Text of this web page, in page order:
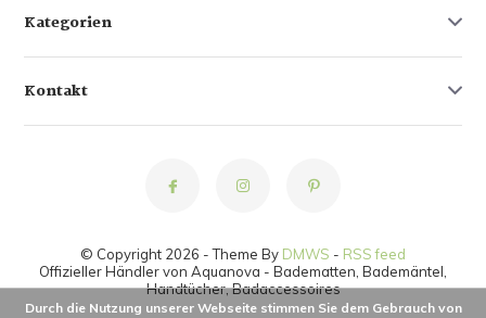
Kategorien
Kontakt
© Copyright 2026 - Theme By DMWS - RSS feed
Offizieller Händler von Aquanova - Badematten, Bademäntel,
Handtücher, Badaccessoires
Durch die Nutzung unserer Webseite stimmen Sie dem Gebrauch von